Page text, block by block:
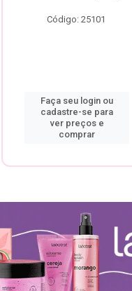
Código: 25101
Faça seu login ou
cadastre-se para
ver preços e
comprar